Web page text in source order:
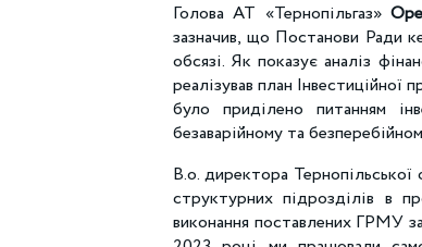
Голова АТ «Тернопільгаз»
зазначив, що Постанови Ради
обсязі. Як показує аналіз
реалізував план Інвестиційної
було приділено питанням
безаварійному та
В.о. директора Тернопільської
структурних підрозділів в
виконання поставлених ГРМУ